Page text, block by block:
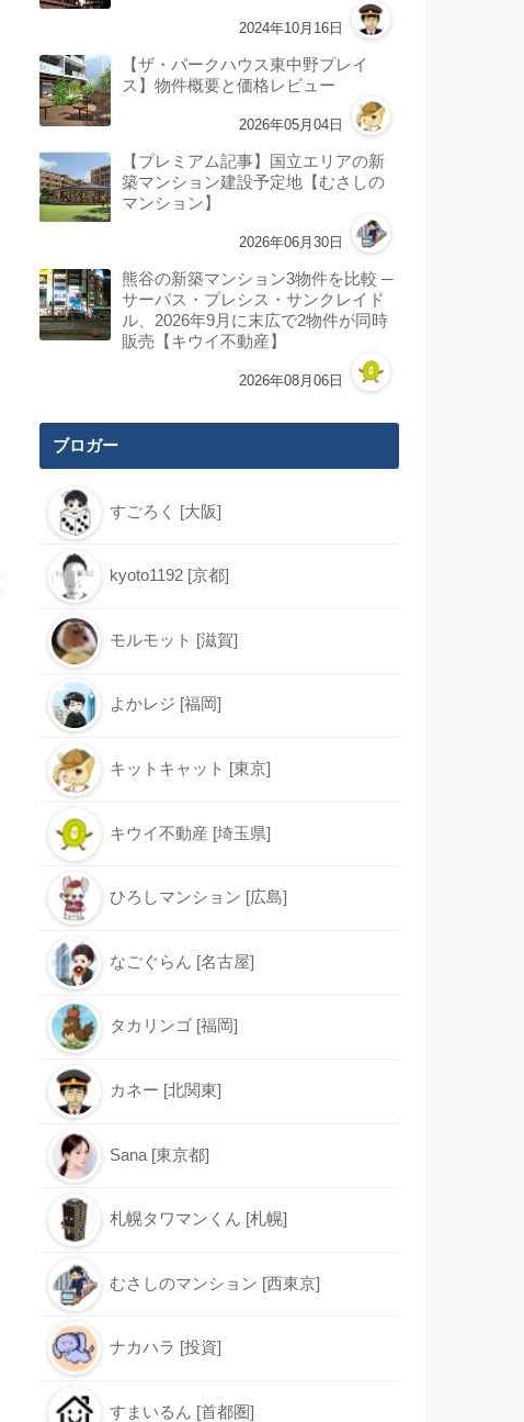
2024年10月16日
【ザ・パークハウス東中野プレイ
ス】物件概要と価格レビュー
2026年05月04日
【プレミアム記事】国立エリアの新
築マンション建設予定地【むさしの
マンション】
2026年06月30日
熊谷の新築マンション3物件を比較 ─
サーパス・プレシス・サンクレイド
ル、2026年9月に末広で2物件が同時
販売【キウイ不動産】
2026年08月06日
ブロガー
すごろく [大阪]
kyoto1192 [京都]
モルモット [滋賀]
よかレジ [福岡]
キットキャット [東京]
キウイ不動産 [埼玉県]
ひろしマンション [広島]
なごぐらん [名古屋]
タカリンゴ [福岡]
カネー [北関東]
Sana [東京都]
札幌タワマンくん [札幌]
むさしのマンション [西東京]
ナカハラ [投資]
すまいるん [首都圏]